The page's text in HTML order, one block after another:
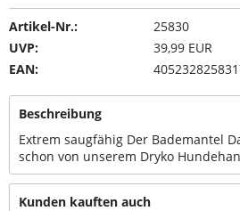
Artikel-Nr.:
25830
UVP:
39,99 EUR
EAN:
Beschreibung
Extrem saugfähig Der Bademantel
schon von unserem Dryko
Kunden kauften auch